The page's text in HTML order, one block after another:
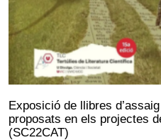
Exposició de llibres
proposats en els projectes
(SC22CAT)